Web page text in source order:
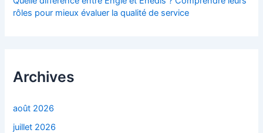
rôles pour mieux évaluer la qualité de service
Archives
août 2026
juillet 2026